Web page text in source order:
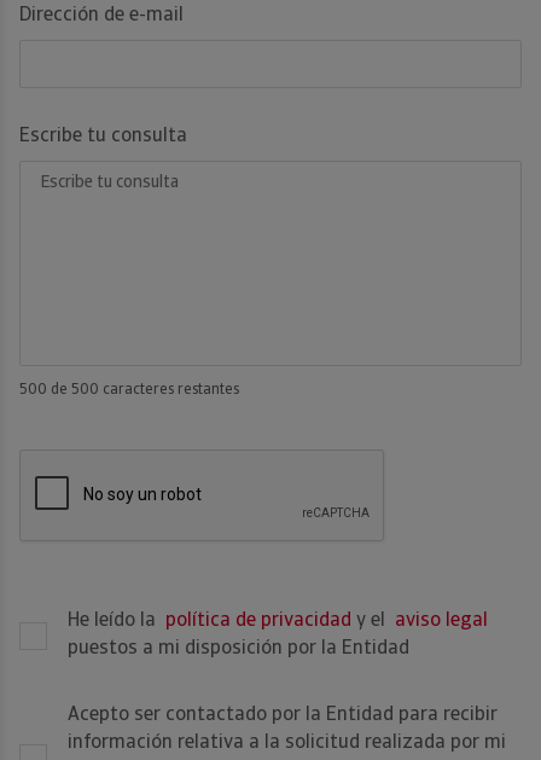
Dirección de e-mail
Escribe tu consulta
500 de 500 caracteres restantes
He leído la política de privacidad y el
aviso legal
puestos a mi disposición por la Entidad
Acepto ser contactado por la Entidad para recibir
información relativa a la solicitud realizada por mi